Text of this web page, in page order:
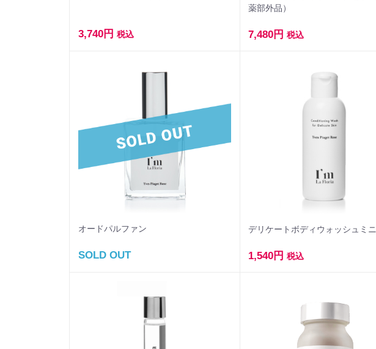
3,740円 税込
薬部外品）
7,480円 税込
オードパルファン
SOLD OUT
デリケートボディウォッシュミニ
1,540円 税込